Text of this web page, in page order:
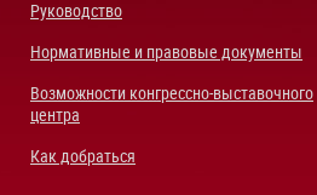
Руководство
Нормативные и правовые документы
Возможности конгрессно-выставочного
центра
Как добраться